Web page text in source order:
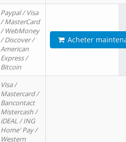
Paypal / Visa
/ MasterCard
/ WebMoney
/ Discover /
American
Express /
Bitcoin
Acheter
Visa /
Mastercard /
Bancontact
Mistercash /
iDEAL / ING
Home' Pay /
Western